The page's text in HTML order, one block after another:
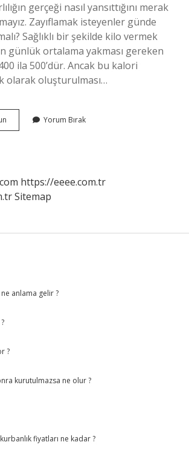
gerçeği nasıl yansıttığını merak
Zayıflamak isteyenler günde
Sağlıklı bir şekilde kilo vermek
günlük ortalama yakması gereken
ila 500’dür. Ancak bu kalori
olarak oluşturulması…
Metabolizma
Günde
Yorum Bırak
https://eeee.com.tr
Sitemap
anlama gelir ?
?
kurutulmazsa ne olur ?
kurbanlık fiyatları ne kadar ?